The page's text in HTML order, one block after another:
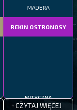
MADERA
REKIN OSTRONOSY
MITYCZNA
CZYTAJ WIĘCEJ